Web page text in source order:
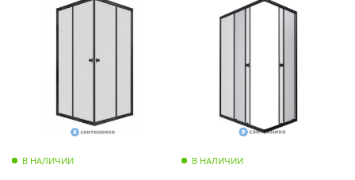
В НАЛИЧИИ В НАЛИЧИИ